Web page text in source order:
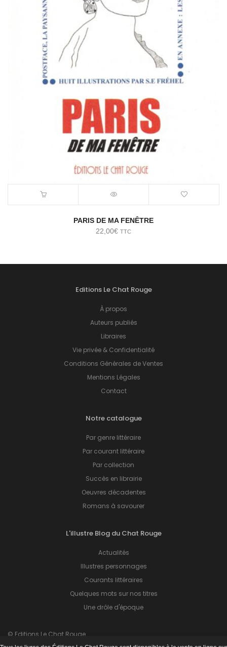
PARIS DE MA FENÊTRE
22,00€ TTC
Editions Le Chat Rouge
À propos
Auteurs publiés
Libraires
Vie privée & Confidentialité
Conditions Générales de Ventes
Mentions Légales
Contact
Notre catalogue
Par genre littéraire
Par courant littéraire
Par collection
Succès en librairie
Oeuvres décadentes
Romans à savourer
L'illustre Blog du Chat Rouge
Actualités
Illustres personnages
Courants littéraires
Quelques mots sur nos titres
Une drôle d'époque
© Editions Le Chat Rouge.
Tous droits réservés.